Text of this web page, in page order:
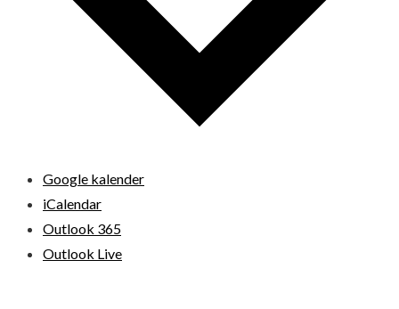
Google kalender
iCalendar
Outlook 365
Outlook Live